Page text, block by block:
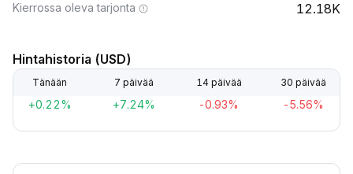
Kierrossa oleva tarjonta 12.18K
Hintahistoria (USD)
Tänään 7 päivää 14 päivää 30 päivää
+0.22% +7.24% -0.93% -5.56%